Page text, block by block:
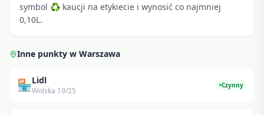
symbol ♻ kaucji na etykiecie i wynosić co najmniej
0,10L.
Inne punkty w Warszawa
🏪Lidl
Wolska 19/25
Czynny